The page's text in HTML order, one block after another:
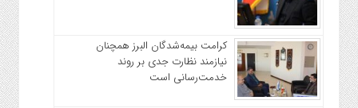
کرامت بیمه‌شدگان البرز همچنان
نیازمند نظارت جدی بر روند
خدمت‌رسانی است